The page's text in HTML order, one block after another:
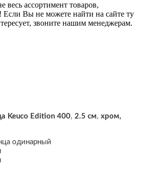
весь ассортимент товаров,
Вы не можете найти на сайте ту
звоните нашим менеджерам.
Keuco Edition 400, 2.5 см, хром,
одинарный